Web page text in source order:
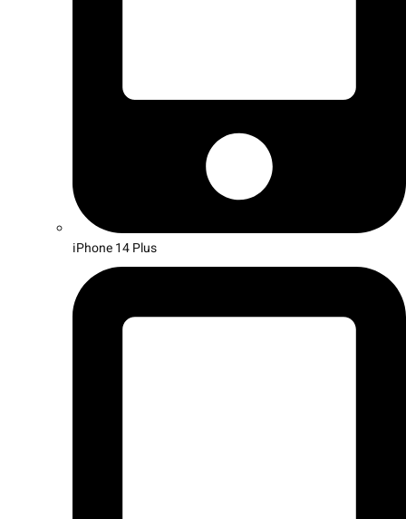
iPhone 14 Plus